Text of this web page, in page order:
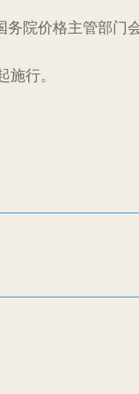
院价格主管部门
行。